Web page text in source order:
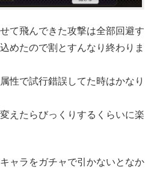
て飛んできた攻撃は全部回避す
めたので割とすんなり終わりま
性で試行錯誤してた時はかなり
えたらびっくりするくらいに楽
ャラをガチャで引かないとなか